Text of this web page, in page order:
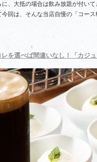
に、大抵の場合は飲み放題が付い
今回は、そんな当店自慢の「コー
レを選べば間違いなし！「カジ